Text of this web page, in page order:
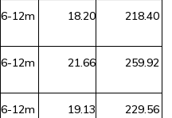
6-12m 18.20 218.40
6-12m 21.66 259.92
6-12m 19.13 229.56